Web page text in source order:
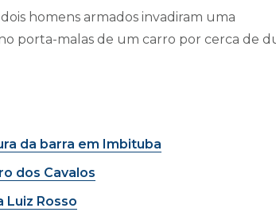
homens armados invadiram uma
porta-malas de um carro por cerca de
da barra em Imbituba
dos Cavalos
Luiz Rosso